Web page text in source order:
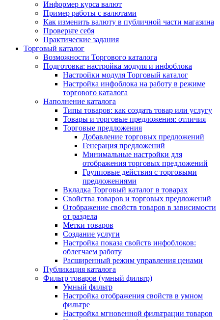
Информер курса валют
Пример работы с валютами
Как изменить валюту в публичной части магазина
Проверьте себя
Практические задания
Торговый каталог
Возможности Торгового каталога
Подготовка: настройка модуля и инфоблока
Настройки модуля Торговый каталог
Настройка инфоблока на работу в режиме
торгового каталога
Наполнение каталога
Типы товаров: как создать товар или услугу
Товары и торговые предложения: отличия
Торговые предложения
Добавление торговых предложений
Генерация предложений
Минимальные настройки для
отображения торговых предложений
Групповые действия с торговыми
предложениями
Вкладка Торговый каталог в товарах
Свойства товаров и торговых предложений
Отображение свойств товаров в зависимости
от раздела
Метки товаров
Создание услуги
Настройка показа свойств инфоблоков:
облегчаем работу
Расширенный режим управления ценами
Публикация каталога
Фильтр товаров (умный фильтр)
Умный фильтр
Настройка отображения свойств в умном
фильтре
Настройка мгновенной фильтрации товаров